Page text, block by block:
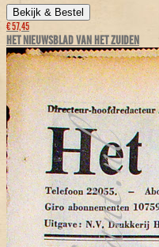
Bekijk & Bestel
€ 57,45
HET NIEUWSBLAD VAN HET ZUIDEN